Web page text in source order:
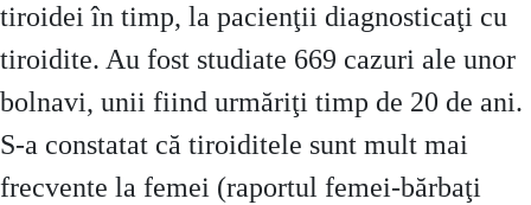
tiroidei în timp, la pacienţii diagnosticaţi cu
tiroidite. Au fost studiate 669 cazuri ale unor
bolnavi, unii fiind urmăriţi timp de 20 de ani.
S-a constatat că tiroiditele sunt mult mai
frecvente la femei (raportul femei-bărbaţi